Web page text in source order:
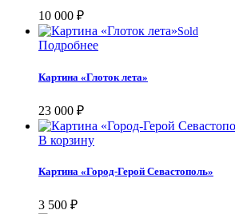
10 000 ₽
Sold
Подробнее
Картина «Глоток лета»
23 000 ₽
В корзину
Картина «Город-Герой Севастополь»
3 500 ₽